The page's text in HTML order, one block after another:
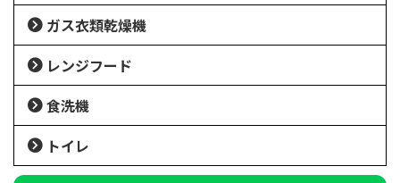
ガス衣類乾燥機
レンジフード
食洗機
トイレ